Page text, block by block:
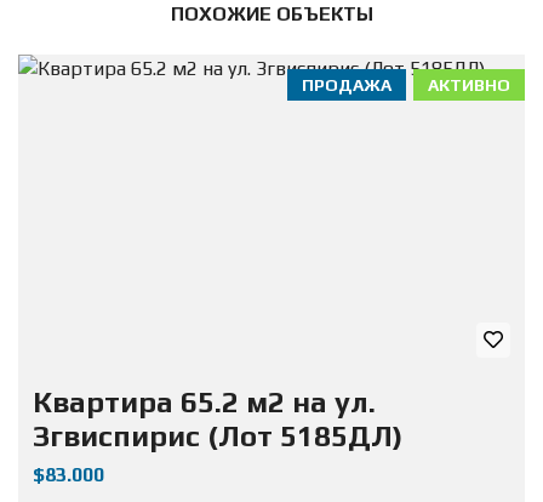
ПОХОЖИЕ ОБЪЕКТЫ
АКТИВНО
ПРОДАЖА
Квартира 65.2 м2 на ул.
Згвиспирис (Лот 5185ДЛ)
$83.000